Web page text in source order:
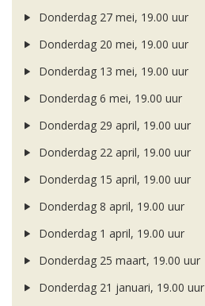
Donderdag 27 mei, 19.00 uur
Donderdag 20 mei, 19.00 uur
Donderdag 13 mei, 19.00 uur
Donderdag 6 mei, 19.00 uur
Donderdag 29 april, 19.00 uur
Donderdag 22 april, 19.00 uur
Donderdag 15 april, 19.00 uur
Donderdag 8 april, 19.00 uur
Donderdag 1 april, 19.00 uur
Donderdag 25 maart, 19.00 uur
Donderdag 21 januari, 19.00 uur